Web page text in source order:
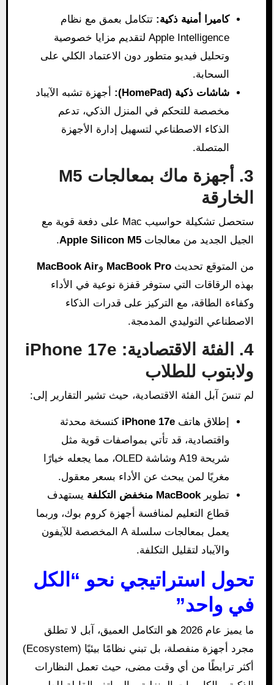
كاميرا أمنية ذكية: تتكامل بعمق مع نظام
Apple Intelligence لتقديم مزايا خصوصية
وتحليل فيديو متطور دون الاعتماد الكلي على
السحابة.
شاشات ذكية (HomePad):
أجهزة تشبه الآيباد
مخصصة للتحكم في المنزل الذكي، تدعم
الذكاء الاصطناعي لتسهيل إدارة الأجهزة
المتصلة.
3. أجهزة ماك بمعالجات M5
الخارقة
ستحصل تشكيلة حواسيب Mac على دفعة قوية مع
الجيل الجديد من معالجات Apple Silicon M5
.
من المتوقع تحديث MacBook Pro وMacBook Air
بهذه الرقاقات التي ستوفر قفزة نوعية في الأداء
وكفاءة الطاقة، مع التركيز على قدرات الذكاء
الاصطناعي التوليدي المدمجة.
4. الفئة الاقتصادية: iPhone 17e
ولابتوب للطلاب
لم تنسَ آبل الفئة الاقتصادية، حيث تشير التقارير إلى:
إطلاق هاتف iPhone 17e كنسخة محدثة
واقتصادية، قد تأتي بمواصفات قوية مثل
شريحة A19 وشاشة OLED، مما يجعله خيارًا
مغريًا لمن يبحث عن الأداء بسعر معقول.
تطويرMacBook منخفض التكلفة
يستهدف
قطاع التعليم لمنافسة أجهزة كروم بوك، وربما
يعمل بمعالجات سلسلة A المخصصة للآيفون
والآيباد لتقليل التكلفة.
تحول استراتيجي نحو “الكل
في واحد”
ما يميز عام 2026 هو التكامل العميق، آبل لا تطلق
مجرد أجهزة منفصلة، بل تبني نظامًا بيئيًا (Ecosystem)
أكثر ترابطًا من أي وقت مضى، حيث تعمل النظارات